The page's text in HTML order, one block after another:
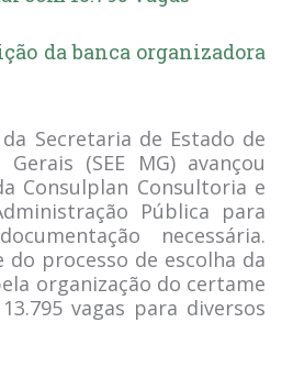
da banca organizadora
Secretaria de Estado de
(SEE MG) avançou
Consulplan Consultoria e
Pública para
necessária.
do processo de escolha da
organização do certame
vagas para diversos